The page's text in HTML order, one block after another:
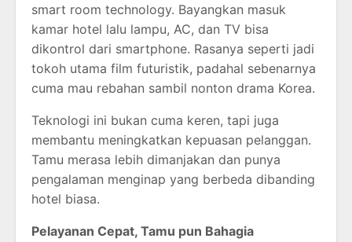
smart room technology. Bayangkan masuk
kamar hotel lalu lampu, AC, dan TV bisa
dikontrol dari smartphone. Rasanya seperti jadi
tokoh utama film futuristik, padahal sebenarnya
cuma mau rebahan sambil nonton drama Korea.
Teknologi ini bukan cuma keren, tapi juga
membantu meningkatkan kepuasan pelanggan.
Tamu merasa lebih dimanjakan dan punya
pengalaman menginap yang berbeda dibanding
hotel biasa.
Pelayanan Cepat, Tamu pun Bahagia